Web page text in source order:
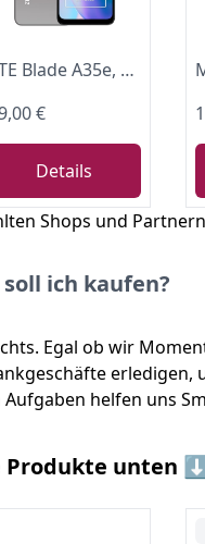
ZTE Blade A35e, Android-Handy，Smartphone ohne Vertrag: 2GB+64GB Speicher, Silvery Gray, 5000 mAh Batterie & 6.52" HD+Display
€
Details
Shops und
ich kaufen?
Egal ob wir
helfen uns
Produkte unten